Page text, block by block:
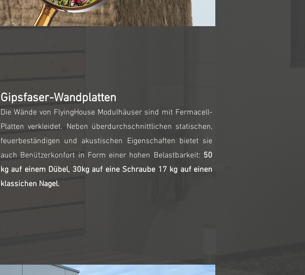
Gipsfaser-Wandplatten
Die Wände von FlyingHouse Modulhäuser sind mit Fermacell-
Platten verkleidet. Neben überdurchschnittlichen statischen,
feuerbeständigen und akustischen Eigenschaften bietet sie
auch Benützerkonfort in Form einer hohen Belastbarkeit: 50
kg auf einem Dübel, 30kg auf eine Schraube 17 kg auf einen
klassichen Nagel.